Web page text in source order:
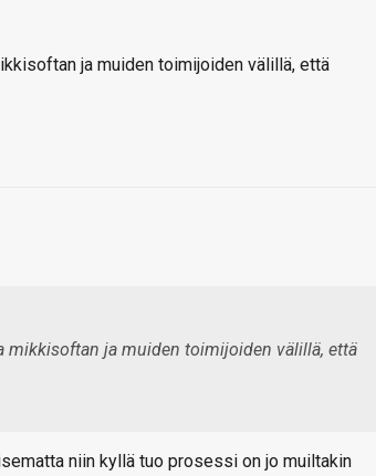
ja muiden toimijoiden välillä, että
mikkisoftan ja muiden toimijoiden välillä, että
niin kyllä tuo prosessi on jo muiltakin